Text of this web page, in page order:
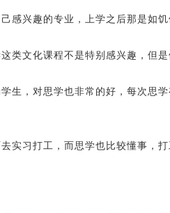
感兴趣的专业，上学之后那是如
类文化课程不是特别感兴趣，但
生，对思学也非常的好，每次思
实习打工，而思学也比较懂事，